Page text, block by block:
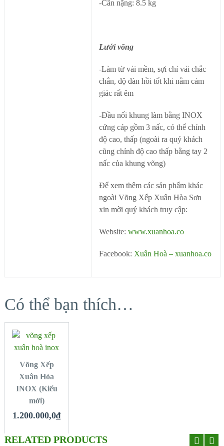
-Cân nặng: 8.5 kg
Lưới võng
-Làm từ vải mềm, sợi chỉ vải chắc
chắn, độ đàn hồi tốt khi nằm cảm
giác rất êm
-Đầu nối khung làm bằng INOX
cứng cáp gồm 3 nấc, có thể chỉnh
độ cao, thấp (ngoài ra quý khách
cũng chỉnh độ cao thấp bằng tay 2
nấc của khung võng)
Để xem thêm các sản phẩm khác
ngoài Võng Xếp Xuân Hòa Sơn
xin mời quý khách truy cập:
Website:www.xuanhoa.co
Facebook: Xuân Hoà – xuanhoa.co
Có thể bạn thích…
QUICK LOOK
VIEW DETAILS
MUA
HÀNG
Võng Xếp
Xuân Hòa
INOX (Kiểu
mới)
1.200.000,0₫
RELATED PRODUCTS